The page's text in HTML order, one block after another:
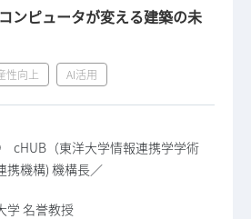
ンピュータが変える建築の未
性向上 AI活用
cHUB（東洋大学情報連携学学術
携機構) 機構長／
学 名誉教授